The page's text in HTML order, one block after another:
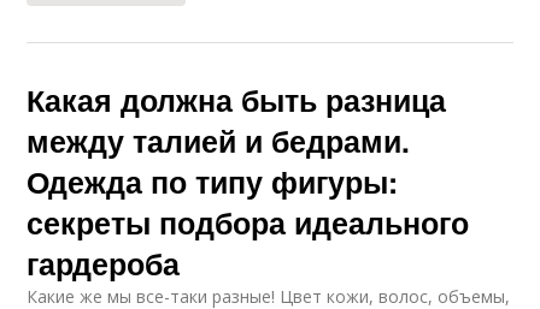
Какая должна быть разница
между талией и бедрами.
Одежда по типу фигуры:
секреты подбора идеального
гардероба
Какие же мы все-таки разные! Цвет кожи, волос, объемы,